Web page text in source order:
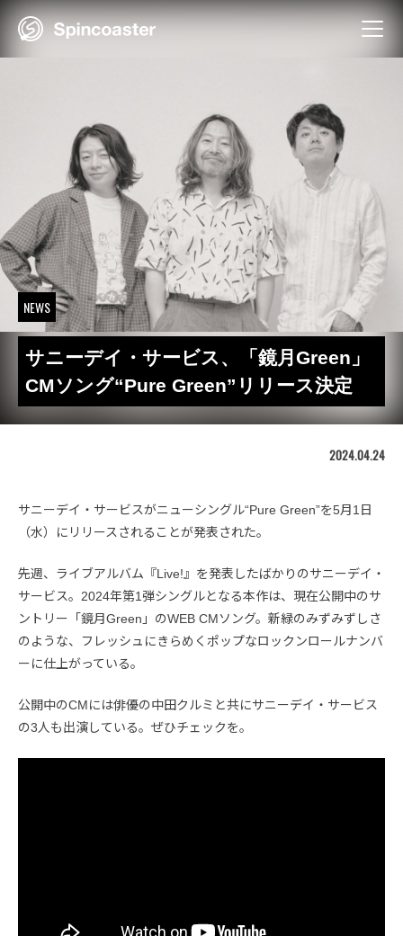
Skip
NEWS
サニーデイ・サービス、「鏡月Green」
CMソング“Pure Green”リリース決定
2024.04.24
サニーデイ・サービスがニューシングル“Pure Green”を5月1日
（水）にリリースされることが発表された。
先週、ライブアルバム『Live!』を発表したばかりのサニーデイ・
サービス。2024年第1弾シングルとなる本作は、現在公開中のサ
ントリー「鏡月Green」のWEB CMソング。新緑のみずみずしさ
のような、フレッシュにきらめくポップなロックンロールナンバ
ーに仕上がっている。
公開中のCMには俳優の中田クルミと共にサニーデイ・サービス
の3人も出演している。ぜひチェックを。